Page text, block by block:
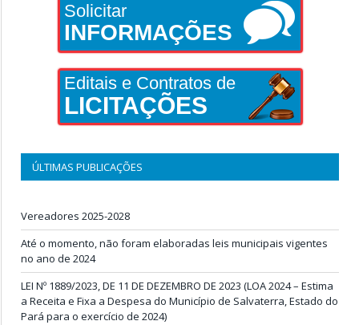
Solicitar
INFORMAÇÕES
Editais e Contratos de
LICITAÇÕES
ÚLTIMAS PUBLICAÇÕES
Vereadores 2025-2028
Até o momento, não foram elaboradas leis municipais vigentes
no ano de 2024
LEI Nº 1889/2023, DE 11 DE DEZEMBRO DE 2023 (LOA 2024 – Estima
a Receita e Fixa a Despesa do Município de Salvaterra, Estado do
Pará para o exercício de 2024)